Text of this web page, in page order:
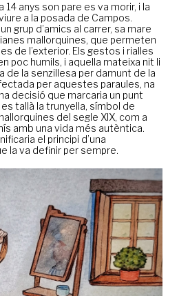
anys son pare es va morir, i la
a la posada de Campos.
grup d’amics al carrer, sa mare
mallorquines, que permeten
de l’exterior. Els gestos i rialles
poc humils, i aquella mateixa nit li
de la senzillesa per damunt de la
per aquestes paraules, na
decisió que marcaria un punt
tallà la trunyella, símbol de
del segle XIX, com a
amb una vida més autèntica.
el principi d’una
la va definir per sempre.